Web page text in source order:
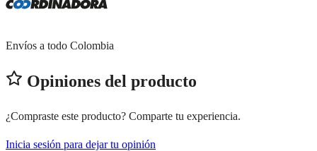
Envíos a todo Colombia
Opiniones del producto
¿Compraste este producto? Comparte tu experiencia.
Inicia sesión para dejar tu opinión